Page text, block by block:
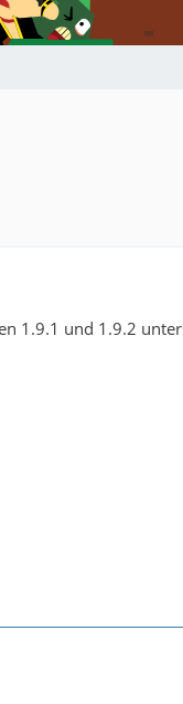
1.9.1 und 1.9.2